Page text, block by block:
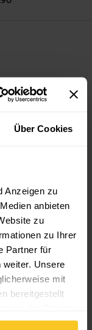
Über Cookies
Anzeigen zu
anbieten
zu
zu Ihrer
Partner für
weiter. Unsere
mit
bereitgestellt
99
und mehr.